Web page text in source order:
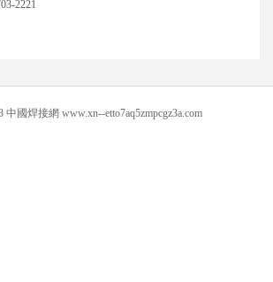
2221
中國焊接網 www.xn--etto7aq5zmpcgz3a.com